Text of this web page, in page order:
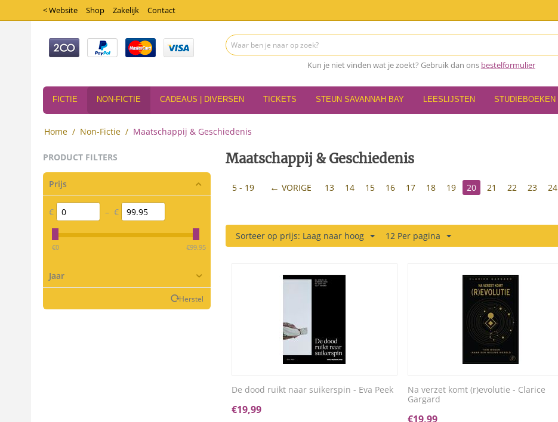
< Website Shop Zakelijk Contact
Kun je niet vinden wat je zoekt? Gebruik dan ons bestelformulier
FICTIE NON-FICTIE CADEAUS | DIVERSEN TICKETS STEUN SAVANNAH BAY LEESLIJSTEN STUDIEBOEKEN
Home / Non-Fictie / Maatschappij & Geschiedenis
PRODUCT FILTERS
Prijs
€ – €
‎€0 ‎€99.95
Jaar
Herstel
Maatschappij & Geschiedenis
5 - 19 VORIGE 13 14 15 16 17 18 19 20 21 22 23 24
Sorteer op prijs: Laag naar hoog 12 Per pagina
De dood ruikt naar suikerspin - Eva Peek
€19,99
Na verzet komt (r)evolutie - Clarice
Gargard
€19,99